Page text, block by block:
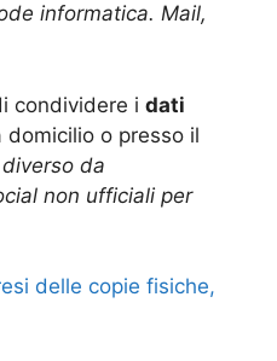
informatica. Mail,
condividere i dati
o presso il
da
non ufficiali per
delle copie fisiche,